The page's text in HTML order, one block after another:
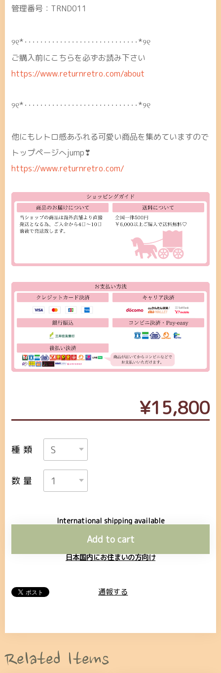
管理番号：TRND011
୨୧*･････････････････････････････*୨୧
ご購入前にこちらを必ずお読み下さい
https://www.returnretro.com/about
୨୧*･････････････････････････････*୨୧
他にもレトロ感あふれる可愛い商品を集めていますので
トップページへjump❣
https://www.returnretro.com/
¥15,800
種類
数量
International shipping available
Add to cart
日本国内にお住まいの方向け
通報する
Related Items